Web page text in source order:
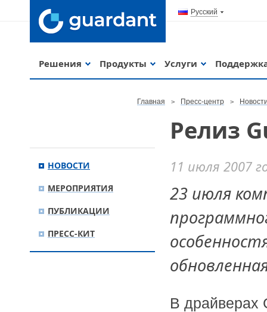
Русский
Решения Продукты Услуги
Главная Пресс-центр
Релиз
11 июля 2007
23 июля
В драйверах
НОВОСТИ
МЕРОПРИЯТИЯ
ПУБЛИКАЦИИ
ПРЕСС-КИТ